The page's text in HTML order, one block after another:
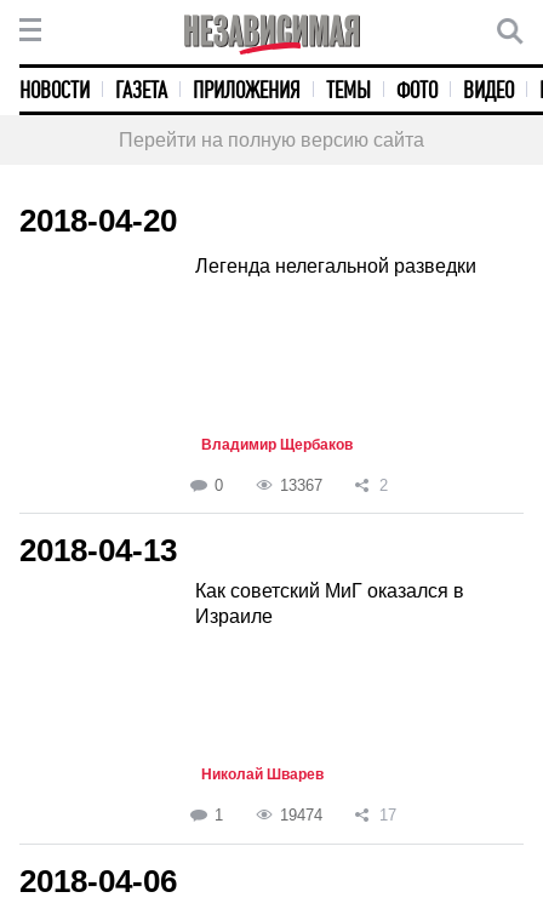
НОВОСТИ ГАЗЕТА ПРИЛОЖЕНИЯ ТЕМЫ ФОТО ВИДЕО
Перейти на полную версию сайта
2018-04-20
Легенда нелегальной разведки
Владимир Щербаков
0 13367 2
2018-04-13
Как советский МиГ оказался в
Израиле
Николай Шварев
1 19474 17
2018-04-06